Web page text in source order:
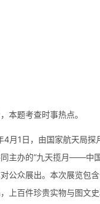
本题考查时事热点。
4月1日，由国家航天局探
主办的“九天揽月——中
公众展出。本次展览包
上百件珍贵实物与图文史